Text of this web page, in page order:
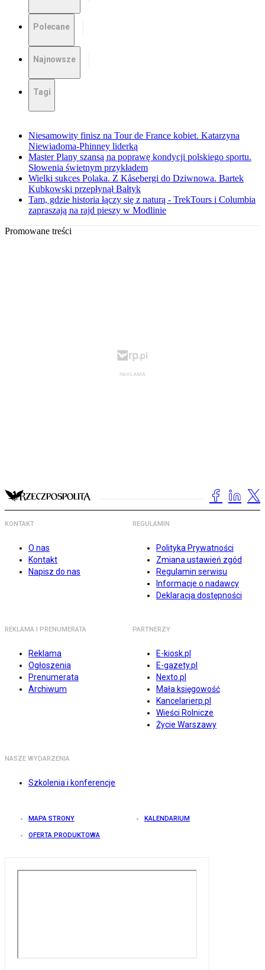
Polecane
Najnowsze
Tagi
Niesamowity finisz na Tour de France kobiet. Katarzyna
Niewiadoma-Phinney liderką
Master Plany szansą na poprawę kondycji polskiego sportu.
Słowenia świetnym przykładem
Wielki sukces Polaka. Z Kåsebergi do Dziwnowa. Bartek
Kubkowski przepłynął Bałtyk
Tam, gdzie historia łączy się z naturą - TrekTours i Columbia
zapraszają na rajd pieszy w Modlinie
Promowane treści
KONTAKT
O nas
Kontakt
Napisz do nas
REGULAMIN
Polityka Prywatności
Zmiana ustawień zgód
Regulamin serwisu
Informacje o nadawcy
Deklaracja dostępności
REKLAMA I PRENUMERATA
Reklama
Ogłoszenia
Prenumerata
Archiwum
PARTNERZY
E-kiosk.pl
E-gazety.pl
Nexto.pl
Mała księgowość
Kancelarierp.pl
Wieści Rolnicze
Życie Warszawy
NASZE WYDARZENIA
Szkolenia i konferencje
MAPA STRONY KALENDARIUM
OFERTA PRODUKTOWA